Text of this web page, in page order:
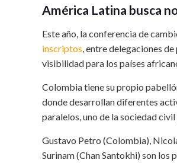
América Latina busca
Este año, la conferencia de
inscriptos, entre delegaciones
visibilidad para los países
Colombia tiene su propio
donde desarrollan diferentes
paralelos, uno de la sociedad
Gustavo Petro (Colombia),
Surinam (Chan Santokhi) son los